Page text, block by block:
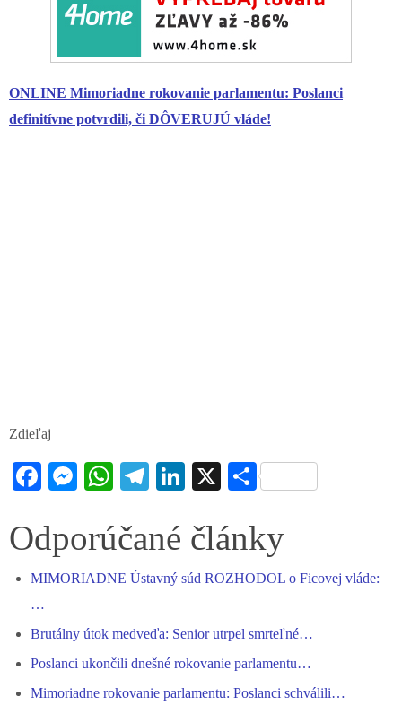
ONLINE Mimoriadne rokovanie parlamentu: Poslanci
definitívne potvrdili, či DÔVERUJÚ vláde!
Zdieľaj
Fa
bo
ok
M
se
er
W
ts
pp
Te
gr
m
Li
ed
X S
re
Odporúčané články
MIMORIADNE Ústavný súd ROZHODOL o Ficovej vláde:
…
Brutálny útok medveďa: Senior utrpel smrteľné…
Poslanci ukončili dnešné rokovanie parlamentu…
Mimoriadne rokovanie parlamentu: Poslanci schválili…